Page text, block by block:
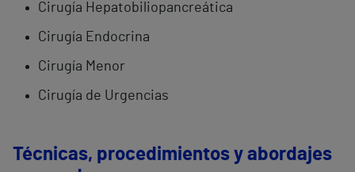
Cirugía Hepatobiliopancreática
Cirugía Endocrina
Cirugía Menor
Cirugía de Urgencias
Técnicas, procedimientos y abordajes